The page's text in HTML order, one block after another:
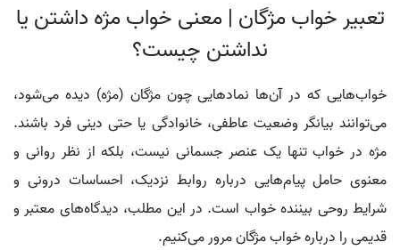
تعبیر خواب مژگان | معنی خواب مژه‌ داشتن یا
نداشتن چیست؟
خواب‌هایی که در آن‌ها نمادهایی چون مژگان (مژه) دیده می‌شود،
می‌توانند بیانگر وضعیت عاطفی، خانوادگی یا حتی دینی فرد باشند.
مژه در خواب تنها یک عنصر جسمانی نیست، بلکه از نظر روانی و
معنوی حامل پیام‌هایی درباره روابط نزدیک، احساسات درونی و
شرایط روحی بیننده خواب است. در این مطلب، دیدگاه‌های معتبر و
قدیمی را درباره خواب مژگان مرور می‌کنیم.